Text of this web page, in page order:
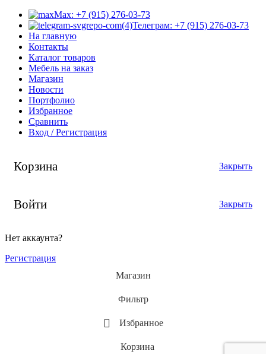
Max: +7 (915) 276-03-73
Телеграм: +7 (915) 276-03-73
На главную
Контакты
Каталог товаров
Мебель на заказ
Магазин
Новости
Портфолио
Избранное
Сравнить
Вход / Регистрация
Корзина Закрыть
Войти Закрыть
Нет аккаунта?
Регистрация
Магазин
Фильтр
Избранное
Корзина